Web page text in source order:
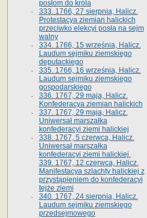
posłom do króla
333. 1766, 27 sierpnia, Halicz.
Protestacya ziemian halickich
przeciwko elekcyi posła na sejm
walny
334. 1766, 15 września, Halicz.
Laudum sejmiku ziemskiego
deputackiego
335. 1766, 16 września, Halicz.
Laudum sejmiku ziemskiego
gospodarskiego
336. 1767, 29 maja, Halicz.
Konfederacya ziemian halickich
337. 1767, 29 maja, Halicz.
Uniwersał marszałka
konfederacyi ziemi halickiej
338. 1767, 5 czerwca, Halicz.
Uniwersał marszałka
konfederacyi ziemi halickiej.
339. 1767, 12 czerwca, Halicz.
Manifestacya szlachty halickiej z
przystąpieniem do konfederacyi
tejże ziemi
340. 1767, 24 sierpnia, Halicz.
Laudum sejmiku ziemskiego
przedsejmowego